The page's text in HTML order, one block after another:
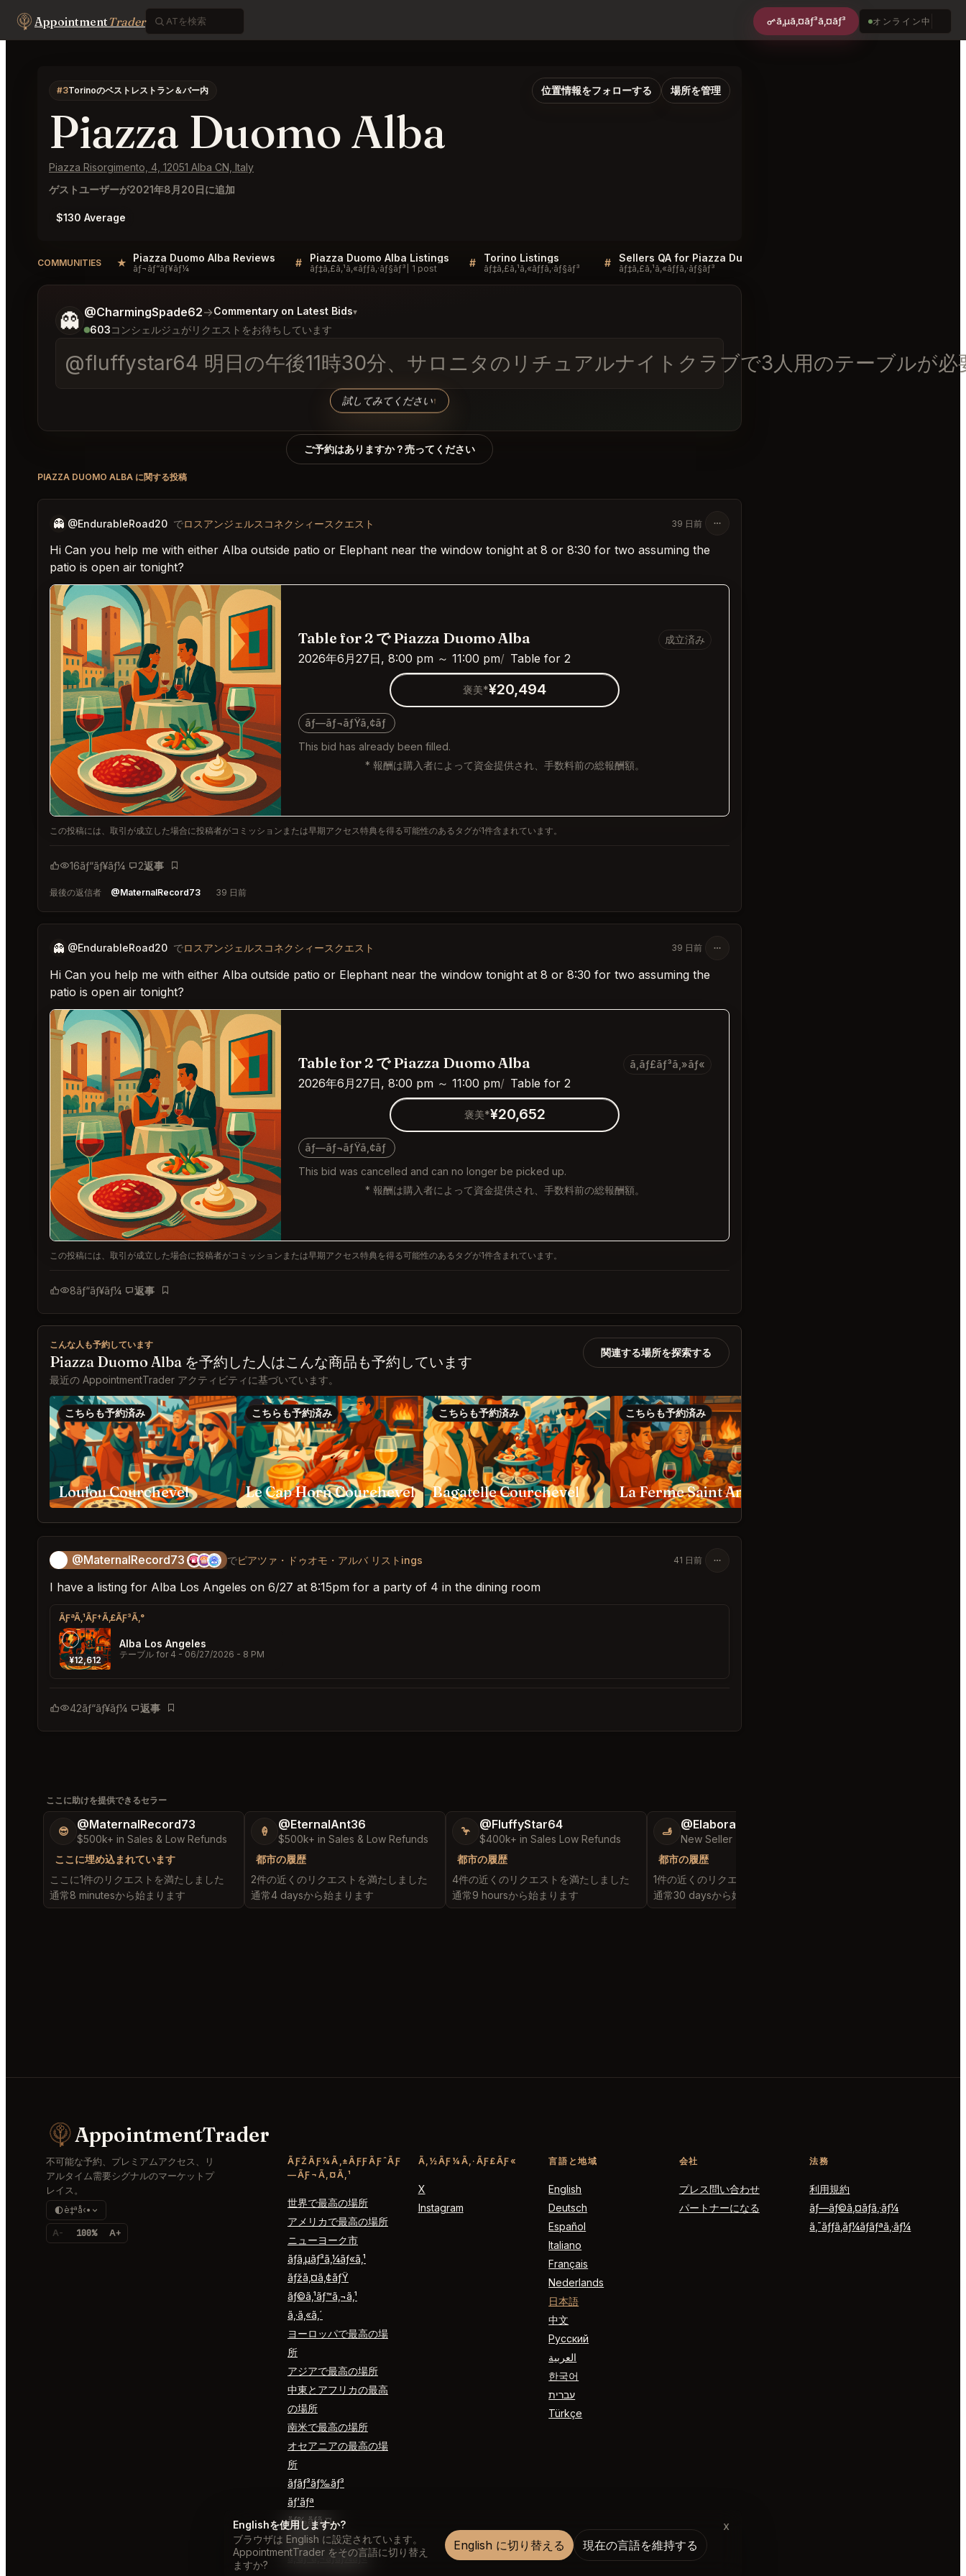
AppointmentTrader ã‚µã‚¤ãƒ³ã‚¤ãƒ³ オンライン中
#3Torinoのベストレストラン＆バー内 位置情報をフォローする 場所を管理
Piazza Duomo Alba
Piazza Risorgimento, 4, 12051 Alba CN, Italy
ゲストユーザーが2021年8月20日に追加
$130 Average
COMMUNITIES ★ Piazza Duomo Alba Reviews
ãƒ¬ãƒ“ãƒ¥ãƒ¼ # Piazza Duomo Alba Listings
ãƒ‡ã‚£ã‚¹ã‚«ãƒƒã‚·ãƒ§ãƒ³ 1 post # Torino Listings
ãƒ‡ã‚£ã‚¹ã‚«ãƒƒã‚·ãƒ§ãƒ³ # ãƒ‡ã‚£ã‚¹ã‚«ãƒƒã‚·ãƒ§ãƒ³
👻 @CharmingSpade62→Commentary on Latest Bids▾
603コンシェルジュがリクエストをお待ちしています
@fluffystar64 明日の午後11時30分、サロニタのリチュアルナイトクラブで3人用のテーブルが必
試してみてください↑
ご希望についてもう少し詳しく教えてください。
ご予約はありますか？売ってください
PIAZZA DUOMO ALBA に関する投稿
👻 @EndurableRoad20 でロスアンジェルスコネクシィースクエスト 39 日前
Hi Can you help me with either Alba outside patio or Elephant near the window tonight at 8 or 8:30 for two assuming the
patio is open air tonight?
Table for 2 で Piazza Duomo Alba
2026年6月27日, 8:00 pm ～ 11:00 pm Table for 2
成立済み
褒美*¥20,494
ãƒ—ãƒ¬ãƒŸã‚¢ãƒ
This bid has already been filled.
* 報酬は購入者によって資金提供され、手数料前の総報酬額。
この投稿には、取引が成立した場合に投稿者がコミッションまたは早期アクセス特典を得る可能性のあるタグが1件含まれています。
16ãƒ“ãƒ¥ãƒ¼ 2返事
ãƒ–ãƒƒã‚¯ãƒžãƒ¼ã‚¯
最後の返信者 @MaternalRecord73 39 日前
👻 @EndurableRoad20 でロスアンジェルスコネクシィースクエスト 39 日前
Hi Can you help me with either Alba outside patio or Elephant near the window tonight at 8 or 8:30 for two assuming the
patio is open air tonight?
Table for 2 で Piazza Duomo Alba
2026年6月27日, 8:00 pm ～ 11:00 pm Table for 2
ã‚­ãƒ£ãƒ³ã‚»ãƒ«
褒美*¥20,652
ãƒ—ãƒ¬ãƒŸã‚¢ãƒ
This bid was cancelled and can no longer be picked up.
* 報酬は購入者によって資金提供され、手数料前の総報酬額。
この投稿には、取引が成立した場合に投稿者がコミッションまたは早期アクセス特典を得る可能性のあるタグが1件含まれています。
8ãƒ“ãƒ¥ãƒ¼ 返事
ãƒ–ãƒƒã‚¯ãƒžãƒ¼ã‚¯
こんな人も予約しています
Piazza Duomo Alba を予約した人はこんな商品も予約しています
最近の AppointmentTrader アクティビティに基づいています。
関連する場所を探索する
こちらも予約済み
Loulou Courchevel
こちらも予約済み
Le Cap Horn Courchevel
こちらも予約済み
Bagatelle Courchevel
こちらも予約済み
@MaternalRecord73 でピアツァ・ドゥオモ・アルバ リストings 41 日前
I have a listing for Alba Los Angeles on 6/27 at 8:15pm for a party of 4 in the dining room
ÃƑªÃ‚¹ÃƑ†Ã‚£ÃƑ³Ã‚°
¥12,612
Alba Los Angeles
テーブル for 4 - 06/27/2026 - 8 PM
42ãƒ“ãƒ¥ãƒ¼ 返事
ãƒ–ãƒƒã‚¯ãƒžãƒ¼ã‚¯
ここに助けを提供できるセラー
😎 @MaternalRecord73
$500k+ in Sales & Low Refunds
ここに埋め込まれています
ここに1件のリクエストを満たしました
通常8 minutesから始まります
🍦 @EternalAnt36
$500k+ in Sales & Low Refunds
都市の履歴
2件の近くのリクエストを満たしました
通常4 daysから始まります
🦩 @FluffyStar64
$400k+ in Sales Low Refunds
都市の履歴
4件の近くのリクエストを満たしました
通常9 hoursから始まります
🫸 @ElaborateHouse74
New Seller
都市の履歴
1件の近くのリクエストを満たしました
通常30 daysから始まります
AppointmentTrader
不可能な予約、プレミアムアクセス、リ
アルタイム需要シグナルのマーケットプ
レイス。
è‡ªå‹•
A- 100% A+
ÃƑŽÃƑ¼Ã‚±ÃƑƑÃƑˆÃƑ
—ÃƑ¬Ã‚¤Ã‚¹
世界で最高の場所
アメリカで最高の場所
ニューヨーク市
ãƒ­ã‚µãƒ³ã‚¼ãƒ«ã‚¹
ãƒžã‚¤ã‚¢ãƒŸ
ãƒ©ã‚¹ãƒ™ã‚¬ã‚¹
ã‚·ã‚«ã‚´
ヨーロッパで最高の場
所
アジアで最高の場所
中東とアフリカの最高
の場所
南米で最高の場所
オセアニアの最高の場
所
ãƒ­ãƒ³ãƒ‰ãƒ³
ãƒ‘ãƒª
ãƒ‰ãƒã‚¤
東京
ã‚·ãƒ³ã‚¬ãƒãƒ¼ãƒ«
Ã‚½ÃƑ¼Ã‚·ÃƑ£ÃƑ«
X
Instagram
言語と地域
English
Deutsch
Español
Italiano
Français
Nederlands
日本語
中文
Русский
العربية
한국어
עברית
Türkçe
会社
プレス問い合わせ
パートナーになる
法務
利用規約
ãƒ—ãƒ©ã‚¤ãƒã‚·ãƒ¼
ã‚¯ãƒƒã‚­ãƒ¼ãƒãƒªã‚·ãƒ¼
Englishを使用しますか?
ブラウザは English に設定されています。
AppointmentTrader をその言語に切り替え
ますか?
English に切り替える 現在の言語を維持する
x